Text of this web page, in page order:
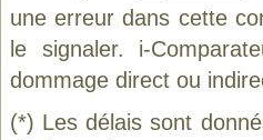
une erreur dans cette
le signaler. i-
dommage direct ou
(*) Les délais sont